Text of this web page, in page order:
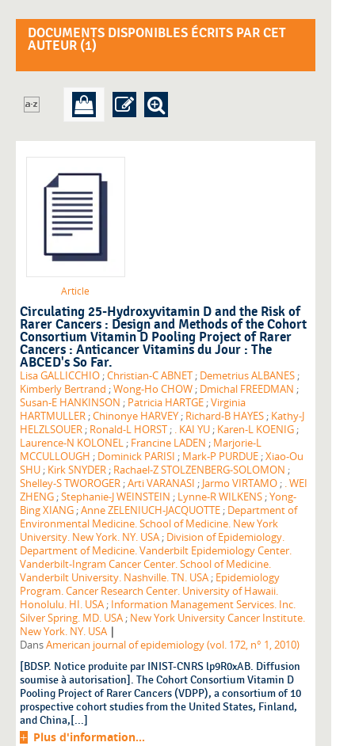
DOCUMENTS DISPONIBLES ÉCRITS PAR CET
AUTEUR (1)
Article
Circulating 25-Hydroxyvitamin D and the Risk of
Rarer Cancers : Design and Methods of the Cohort
Consortium Vitamin D Pooling Project of Rarer
Cancers : Anticancer Vitamins du Jour : The
ABCED's So Far.
Lisa GALLICCHIO ;Christian-C ABNET ; Demetrius ALBANES ;
Kimberly Bertrand ;Wong-Ho CHOW ; Dmichal FREEDMAN ;
Susan-E HANKINSON ; Patricia HARTGE ;Virginia
HARTMULLER ;Chinonye HARVEY ; Richard-B HAYES ; Kathy-J
HELZLSOUER ; Ronald-L HORST ; . KAI YU ; Karen-L KOENIG ;
Laurence-N KOLONEL ; Francine LADEN ; Marjorie-L
MCCULLOUGH ; Dominick PARISI ; Mark-P PURDUE ;Xiao-Ou
SHU ; Kirk SNYDER ; Rachael-Z STOLZENBERG-SOLOMON ;
Shelley-S TWOROGER ;Arti VARANASI ; Jarmo VIRTAMO ; . WEI
ZHENG ;Stephanie-J WEINSTEIN ; Lynne-R WILKENS ;Yong-
Bing XIANG ;Anne ZELENIUCH-JACQUOTTE ; Department of
Environmental Medicine. School of Medicine. New York
University. New York. NY. USA ; Division of Epidemiology.
Department of Medicine. Vanderbilt Epidemiology Center.
Vanderbilt-Ingram Cancer Center. School of Medicine.
Vanderbilt University. Nashville. TN. USA ; Epidemiology
Program. Cancer Research Center. University of Hawaii.
Honolulu. HI. USA ; Information Management Services. Inc.
Silver Spring. MD. USA ; New York University Cancer Institute.
New York. NY. USA |
DansAmerican journal of epidemiology (vol. 172, n° 1, 2010)
[BDSP. Notice produite par INIST-CNRS lp9R0xAB. Diffusion
soumise à autorisation]. The Cohort Consortium Vitamin D
Pooling Project of Rarer Cancers (VDPP), a consortium of 10
prospective cohort studies from the United States, Finland,
and China,[...]
Plus d'information...